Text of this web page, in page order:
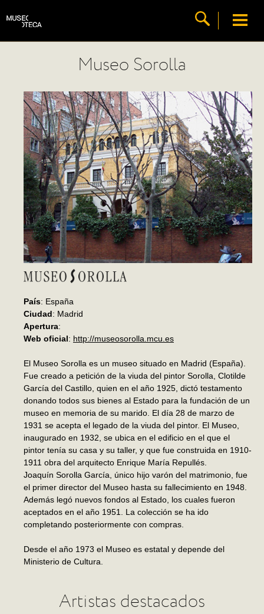
Museo Sorolla
País: España
Ciudad: Madrid
Apertura:
Web oficial: http://museosorolla.mcu.es
El Museo Sorolla es un museo situado en Madrid (España).
Fue creado a petición de la viuda del pintor Sorolla, Clotilde
García del Castillo, quien en el año 1925, dictó testamento
donando todos sus bienes al Estado para la fundación de un
museo en memoria de su marido. El día 28 de marzo de
1931 se acepta el legado de la viuda del pintor. El Museo,
inaugurado en 1932, se ubica en el edificio en el que el
pintor tenía su casa y su taller, y que fue construida en 1910-
1911 obra del arquitecto Enrique María Repullés.
Joaquín Sorolla García, único hijo varón del matrimonio, fue
el primer director del Museo hasta su fallecimiento en 1948.
Además legó nuevos fondos al Estado, los cuales fueron
aceptados en el año 1951. La colección se ha ido
completando posteriormente con compras.
Desde el año 1973 el Museo es estatal y depende del
Ministerio de Cultura.
Artistas destacados